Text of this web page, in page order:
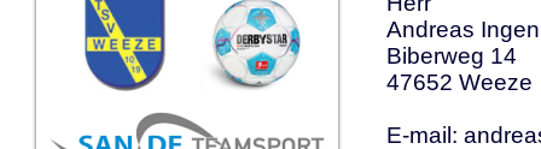
Andreas
Biberweg 14
47652 Weeze
E-mail: